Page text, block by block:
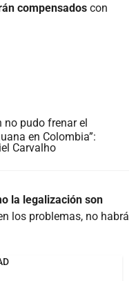
compensados con
no pudo frenar el
en Colombia”:
Carvalho
la legalización son
los problemas, no habrá